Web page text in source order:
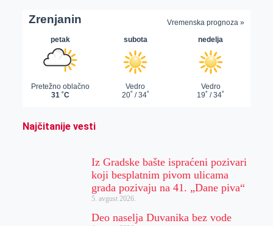
Najčitanije vesti
Iz Gradske bašte ispraćeni pozivari
koji besplatnim pivom ulicama
grada pozivaju na 41. „Dane piva“
5. avgust 2026.
Deo naselja Duvanika bez vode